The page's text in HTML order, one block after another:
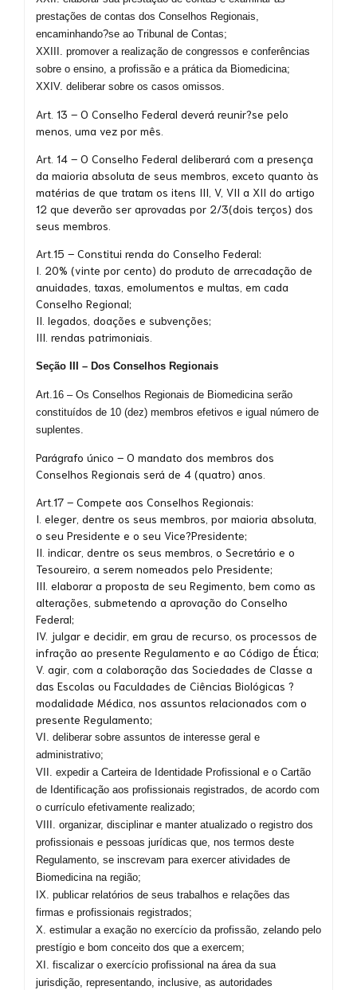
prestações de contas dos Conselhos Regionais,
encaminhando?se ao Tribunal de Contas;
XXIII. promover a realização de congressos e conferências
sobre o ensino, a profissão e a prática da Biomedicina;
XXIV. deliberar sobre os casos omissos.
Art. 13 – O Conselho Federal deverá reunir?se pelo
menos, uma vez por mês.
Art. 14 – O Conselho Federal deliberará com a presença
da maioria absoluta de seus membros, exceto quanto às
matérias de que tratam os itens III, V, VII a XII do artigo
12 que deverão ser aprovadas por 2/3(dois terços) dos
seus membros.
Art.15 – Constitui renda do Conselho Federal:
I. 20% (vinte por cento) do produto de arrecadação de
anuidades, taxas, emolumentos e multas, em cada
Conselho Regional;
II. legados, doações e subvenções;
III. rendas patrimoniais.
Seção III – Dos Conselhos Regionais
Art.16 – Os Conselhos Regionais de Biomedicina serão
constituídos de 10 (dez) membros efetivos e igual número de
suplentes.
Parágrafo único – O mandato dos membros dos
Conselhos Regionais será de 4 (quatro) anos.
Art.17 – Compete aos Conselhos Regionais:
I. eleger, dentre os seus membros, por maioria absoluta,
o seu Presidente e o seu Vice?Presidente;
II. indicar, dentre os seus membros, o Secretário e o
Tesoureiro, a serem nomeados pelo Presidente;
III. elaborar a proposta de seu Regimento, bem como as
alterações, submetendo a aprovação do Conselho
Federal;
IV. julgar e decidir, em grau de recurso, os processos de
infração ao presente Regulamento e ao Código de Ética;
V. agir, com a colaboração das Sociedades de Classe a
das Escolas ou Faculdades de Ciências Biológicas ?
modalidade Médica, nos assuntos relacionados com o
presente Regulamento;
VI. deliberar sobre assuntos de interesse geral e
administrativo;
VII. expedir a Carteira de Identidade Profissional e o Cartão
de Identificação aos profissionais registrados, de acordo com
o currículo efetivamente realizado;
VIII. organizar, disciplinar e manter atualizado o registro dos
profissionais e pessoas jurídicas que, nos termos deste
Regulamento, se inscrevam para exercer atividades de
Biomedicina na região;
IX. publicar relatórios de seus trabalhos e relações das
firmas e profissionais registrados;
X. estimular a exação no exercício da profissão, zelando pelo
prestígio e bom conceito dos que a exercem;
XI. fiscalizar o exercício profissional na área da sua
jurisdição, representando, inclusive, as autoridades